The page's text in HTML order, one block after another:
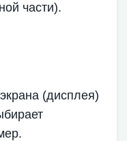
части).
(дисплея)